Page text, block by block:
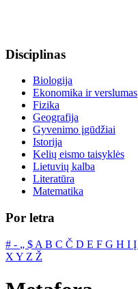
Disciplinas
Biologija
Ekonomika ir verslumas
Fizika
Geografija
Gyvenimo įgūdžiai
Istorija
Kelių eismo taisyklės
Lietuvių kalba
Literatūra
Matematika
Por letra
# ‐ „ $ A B C Č D E F G H I Į
X Y Z Ž